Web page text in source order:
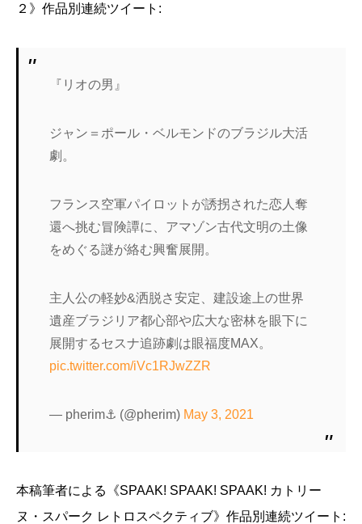
２》作品別連続ツイート:
『リオの男』
ジャン＝ポール・ベルモンドのブラジル大活
劇。
フランス空軍パイロットが誘拐された恋人奪
還へ挑む冒険譚に、アマゾン古代文明の土像
をめぐる謎が絡む興奮展開。
主人公の軽妙&洒脱さ安定、建設途上の世界
遺産ブラジリア都心部や広大な密林を眼下に
展開するセスナ追跡劇は眼福度MAX。
pic.twitter.com/iVc1RJwZZR
— pherim⚓ (@pherim) May 3, 2021
本稿筆者による《SPAAK! SPAAK! SPAAK! カトリー
ヌ・スパーク レトロスペクティブ》作品別連続ツイート: